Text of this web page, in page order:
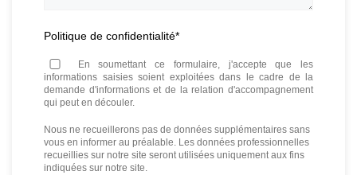
Politique de confidentialité*
En soumettant ce formulaire, j'accepte que les
informations saisies soient exploitées dans le cadre de la
demande d'informations et de la relation d'accompagnement
qui peut en découler.
Nous ne recueillerons pas de données supplémentaires sans
vous en informer au préalable. Les données professionnelles
recueillies sur notre site seront utilisées uniquement aux fins
indiquées sur notre site.